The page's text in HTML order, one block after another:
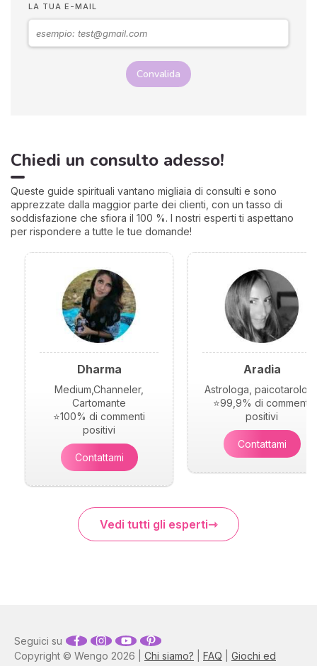
quegli incontri che faresti
bene a eludere ad ogni
costo!
LA TUA E-MAIL
Convalida
Chiedi un consulto adesso!
Queste guide spirituali vantano migliaia di consulti e sono
apprezzate dalla maggior parte dei clienti, con un tasso di
soddisfazione che sfiora il 100 %. I nostri esperti ti aspettano
per rispondere a tutte le tue domande!
Dharma
Medium,Channeler,
Cartomante
⭐100% di commenti
positivi
Contattami
Aradia
Astrologa,
⭐99,9% di commenti
positivi
Contattami
Vedi tutti gli esperti
Copyright © Wengo 2026 | Chi siamo? FAQ
Giochi ed
Seguici su